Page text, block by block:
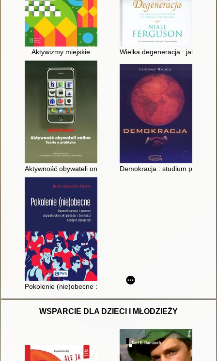
Aktywizmy miejskie Wielka degeneracja : jak psują
Aktywność obywateli online : teorie a praktyka
Demokracja : studium
Pokolenie (nie)obecne : uwarunkowania i procesy
WSPARCIE DLA DZIECI I MŁODZIEŻY